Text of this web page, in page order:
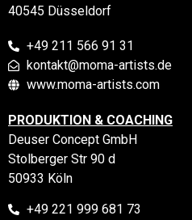
40545 Düsseldorf
+49 211 566 91 31
kontakt@moma-artists.de
www.moma-artists.com
PRODUKTION & COACHING
Deuser Concept GmbH
Stolberger Str 90 d
50933 Köln
+49 221 999 681 73